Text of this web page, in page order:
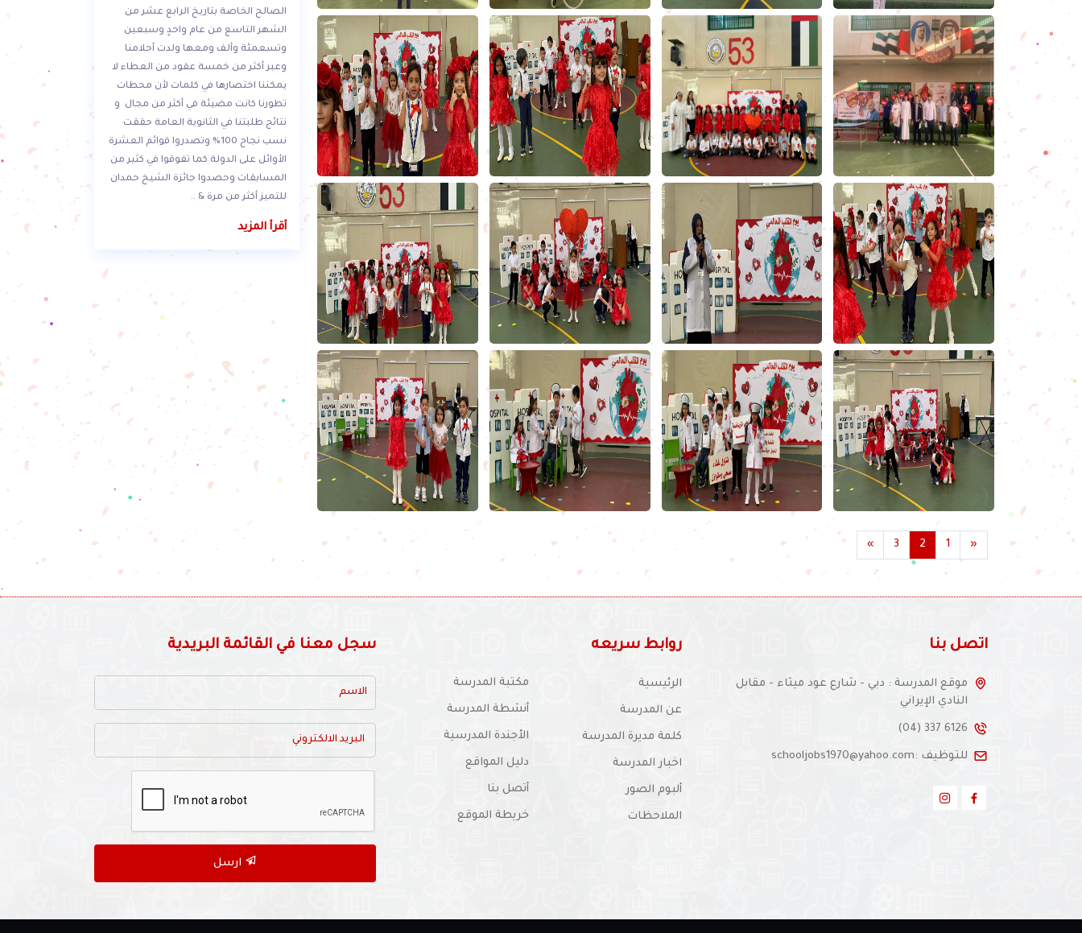
«
1
2
3
»
الصالح الخاصة بتاريخ الرابع عشر من
الشهر التاسع من عام واحدٍ وسبعين
وتسعمئة وألف ومعها ولدت أحلامنا
وعبر أكثر من خمسة عقود من العطاء لا
يمكننا اختصارها في كلمات لأن محطات
تطورنا كانت مضيئة في أكثر من مجال و
نتائج طلبتنا في الثانوية العامة حققت
نسب نجاح 100% وتصدروا قوائم العشرة
الأوائل على الدولة كما تفوقوا في كثير من
المسابقات وحصدوا جائزة الشيخ حمدان
للتميز أكثر من مرة & ..
أقرأ المزيد
.
اتصل بنا
موقع المدرسة : دبي - شارع عود ميثاء - مقابل
النادي الإيراني
(04) 337 6126
للتوظيف :schooljobs1970@yahoo.com
روابط سريعه
الرئيسية
عن المدرسة
كلمة مديرة المدرسة
اخبار المدرسة
ألبوم الصور
الملاحظات
مكتبة المدرسة
أنشطة المدرسة
الأجندة المدرسية
دليل المواقع
أتصل بنا
خريطة الموقع
سجل معنا في القائمة البريدية